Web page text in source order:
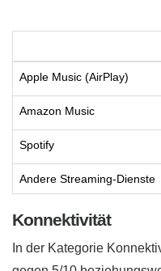
Apple Music (AirPlay)
Amazon Music
Spotify
Andere Streaming-Dienste
Konnektivität
In der Kategorie